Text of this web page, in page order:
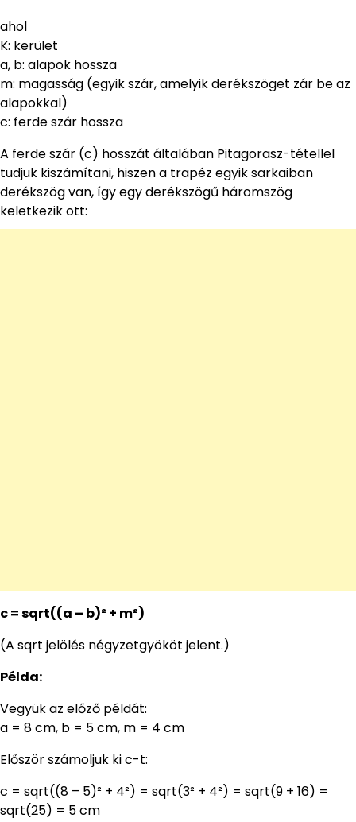
ahol
K: kerület
a, b: alapok hossza
m: magasság (egyik szár, amelyik derékszöget zár be az
alapokkal)
c: ferde szár hossza
A ferde szár (c) hosszát általában Pitagorasz-tétellel
tudjuk kiszámítani, hiszen a trapéz egyik sarkaiban
derékszög van, így egy derékszögű háromszög
keletkezik ott:
c = sqrt((a – b)² + m²)
(A sqrt jelölés négyzetgyököt jelent.)
Példa:
Vegyük az előző példát:
a = 8 cm, b = 5 cm, m = 4 cm
Először számoljuk ki c-t:
c = sqrt((8 – 5)² + 4²) = sqrt(3² + 4²) = sqrt(9 + 16) =
sqrt(25) = 5 cm